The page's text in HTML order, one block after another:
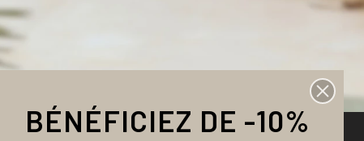
BÉNÉFICIEZ DE -10%